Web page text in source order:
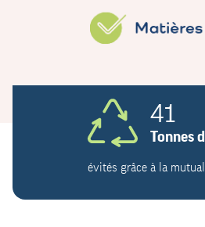
41
Tonnes
évités grâce à la